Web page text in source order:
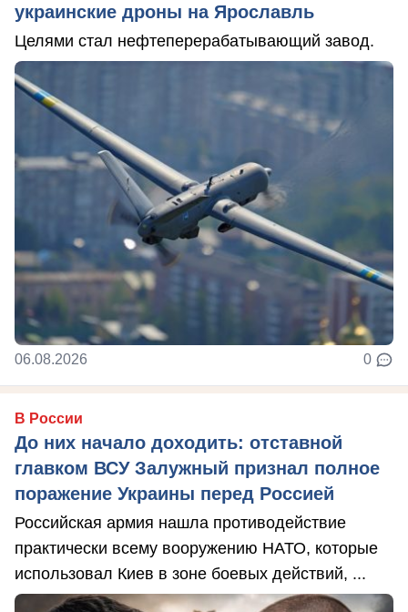
украинские дроны на Ярославль
Целями стал нефтеперерабатывающий завод.
06.08.2026 0
В России
До них начало доходить: отставной
главком ВСУ Залужный признал полное
поражение Украины перед Россией
Российская армия нашла противодействие
практически всему вооружению НАТО, которые
использовал Киев в зоне боевых действий, ...